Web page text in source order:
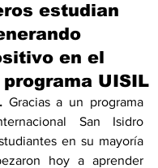
estudian
en el
UISIL
Gracias a un programa
San Isidro
en su mayoría
hoy a aprender